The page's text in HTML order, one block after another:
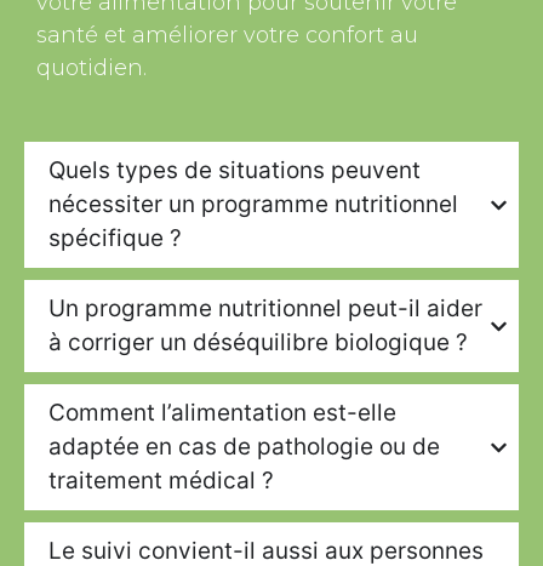
santé et améliorer votre confort au
quotidien.
Quels types de situations peuvent
nécessiter un programme nutritionnel
spécifique ?
Un programme nutritionnel peut-il aider
à corriger un déséquilibre biologique ?
Comment l’alimentation est-elle
adaptée en cas de pathologie ou de
traitement médical ?
Le suivi convient-il aussi aux personnes